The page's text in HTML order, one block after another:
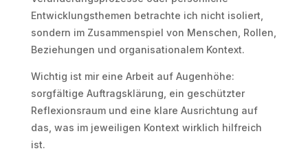
Entwicklungsthemen betrachte ich nicht isoliert,
sondern im Zusammenspiel von Menschen, Rollen,
Beziehungen und organisationalem Kontext.
Wichtig ist mir eine Arbeit auf Augenhöhe:
sorgfältige Auftragsklärung, ein geschützter
Reflexionsraum und eine klare Ausrichtung auf
das, was im jeweiligen Kontext wirklich hilfreich
ist.